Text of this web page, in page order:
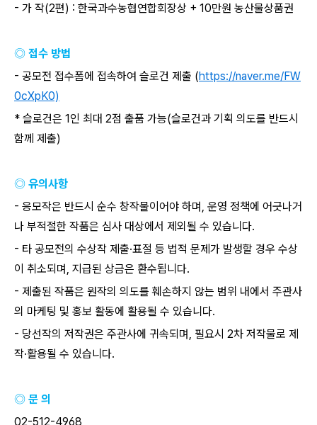
- 가 작(2편) : 한국과수농협연합회장상 + 10만원 농산물상품권
◎ 접수 방법
- 공모전 접수폼에 접속하여 슬로건 제출 (https://naver.me/FW
0cXpK0)
* 슬로건은 1인 최대 2점 출품 가능(슬로건과 기획 의도를 반드시
함께 제출)
◎ 유의사항
- 응모작은 반드시 순수 창작물이어야 하며, 운영 정책에 어긋나거
나 부적절한 작품은 심사 대상에서 제외될 수 있습니다.
- 타 공모전의 수상작 제출·표절 등 법적 문제가 발생할 경우 수상
이 취소되며, 지급된 상금은 환수됩니다.
- 제출된 작품은 원작의 의도를 훼손하지 않는 범위 내에서 주관사
의 마케팅 및 홍보 활동에 활용될 수 있습니다.
- 당선작의 저작권은 주관사에 귀속되며, 필요시 2차 저작물로 제
작·활용될 수 있습니다.
◎ 문 의
02-512-4968